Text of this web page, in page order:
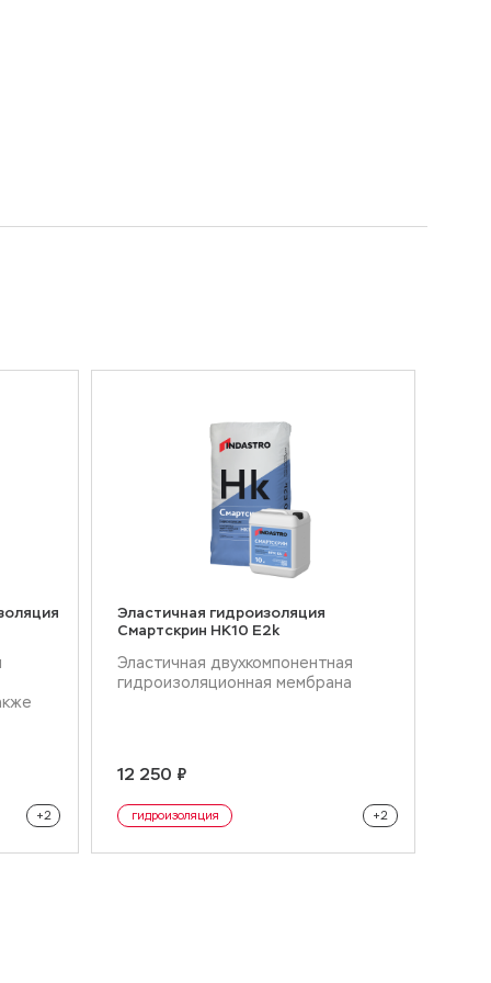
+2
Эластичная гидроизоляция
Смартскрин HK10 E2k
Эластичная двухкомпонентная
гидроизоляционная мембрана
12 250 ₽
гидроизоляция +2
эластичная гидроизоляция